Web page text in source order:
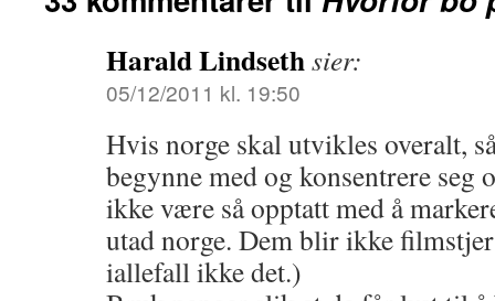
Harald Lindsethsier:
05/12/2011 kl. 19:50
Hvis norge skal utvikles overalt,
begynne med og konsentrere seg
ikke være så opptatt med å
utad norge. Dem blir ikke
iallefall ikke det.)